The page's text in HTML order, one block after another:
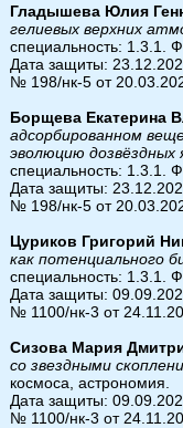
Гладышева Юлия
гелиевых верхних
специальность: 1.3.1.
Дата защиты:
№ 198/нк-5 от
Борщева Екатерина
адсорбированном
эволюцию дозвёздных
специальность: 1.3.1.
Дата защиты:
№ 198/нк-5 от
Цуриков Григорий
как потенциального
специальность: 1.3.1.
Дата защиты:
№ 1100/нк-3 от
Сизова Мария
со звездными
космоса, астрономия.
Дата защиты:
№ 1100/нк-3 от